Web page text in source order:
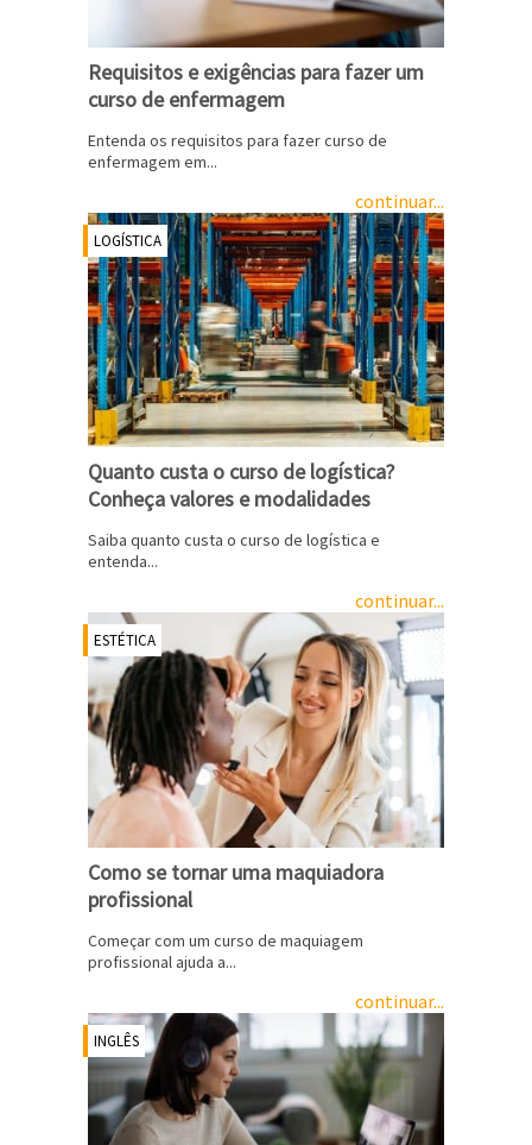
Requisitos e exigências para fazer um
curso de enfermagem
Entenda os requisitos para fazer curso de
enfermagem em...
continuar...
LOGÍSTICA
Quanto custa o curso de logística?
Conheça valores e modalidades
Saiba quanto custa o curso de logística e
entenda...
continuar...
ESTÉTICA
Como se tornar uma maquiadora
profissional
Começar com um curso de maquiagem
profissional ajuda a...
continuar...
INGLÊS